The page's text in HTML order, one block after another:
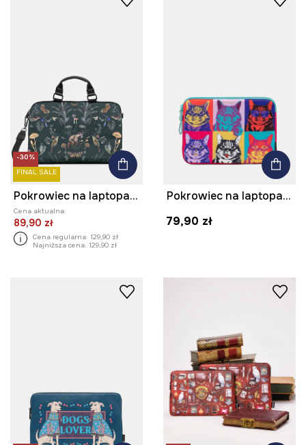
-30%
FINAL SALE
Pokrowiec na laptopa wzorzysty
Cena aktualna:
89,90 zł
Cena regularna: 129,90 zł
Najniższa cena: 129,90 zł
Pokrowiec na laptopa z okazji Dnia Kota
79,90 zł